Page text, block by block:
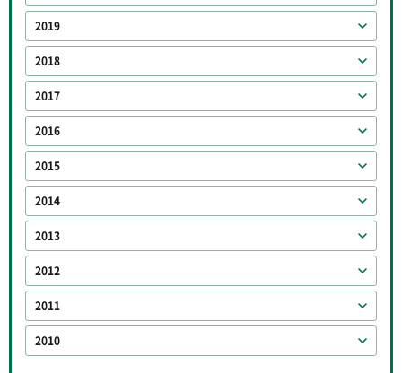
2019
2018
2017
2016
2015
2014
2013
2012
2011
2010